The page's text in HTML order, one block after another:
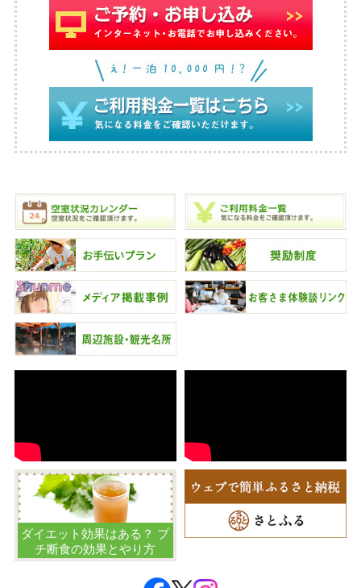
ダイエット効果はある？ プ
チ断食の効果とやり方